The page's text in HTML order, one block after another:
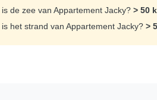
de zee van Appartement Jacky? > 50
is het strand van Appartement Jacky? >